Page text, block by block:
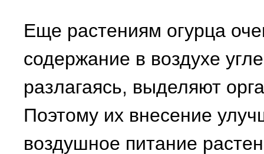
Еще растениям огурца
содержание в воздухе
разлагаясь, выделяют
Поэтому их внесение
воздушное питание